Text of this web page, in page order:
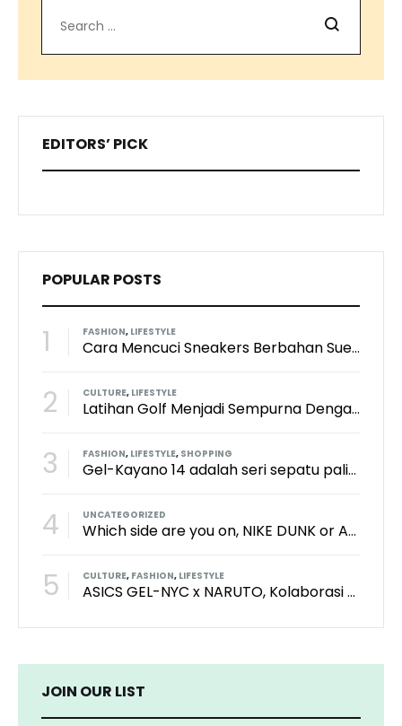
Search
EDITORS’ PICK
POPULAR POSTS
1 FASHION, LIFESTYLE
Cara Mencuci Sneakers Berbahan Suede: Aman Tanpa Merusak Tekstur
2 CULTURE, LIFESTYLE
Latihan Golf Menjadi Sempurna Dengan Kith x TaylorMade x Perfect Practice Putting Mat
3 FASHION, LIFESTYLE, SHOPPING
Gel-Kayano 14 adalah seri sepatu paling keren dari brand Asics?
4 UNCATEGORIZED
Which side are you on, NIKE DUNK or ADIDAS SAMBA?
5 CULTURE, FASHION, LIFESTYLE
ASICS GEL-NYC x NARUTO, Kolaborasi Yang Bikin Wibu Seneng!
JOIN OUR LIST